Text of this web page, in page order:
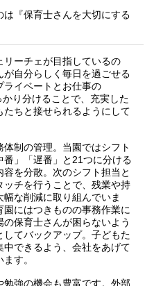
は『保育士さんを大切にする
リーチェが目指しているの
が自分らしく毎日を過ごせる
ライベートとお仕事の
り分けることで、充実した
たちと接せられるようにして
体制の管理。当園ではシフト
番」「遅番」と21つに分ける
容を分散。次のシフト担当と
ッチを行うことで、残業や持
幅な削減に取り組んでいま
園にはつきものの事務作業に
の保育士さんが困らないよう
してバックアップ。子どもた
中できるよう、会社をあげて
す。
勉強の機会も豊富です。外部